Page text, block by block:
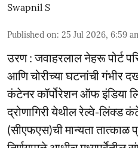
Swapnil S
Published on: 25 Jul 2026, 6:59
उरण : जवाहरलाल नेहरू पोर्ट
आणि चोरीच्या घटनांची गंभीर
कंटेनर कॉर्पोरेशन ऑफ इंडिया
द्रोणागिरी येथील रेल्वे-लिंक्ड
(सीएफएस)ची मान्यता तात्काळ